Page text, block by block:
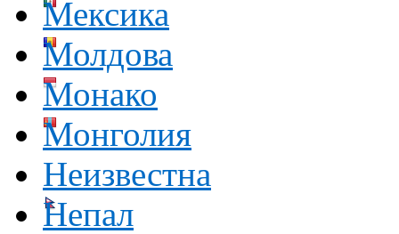
Мексика
Молдова
Монако
Монголия
Неизвестна
Непал